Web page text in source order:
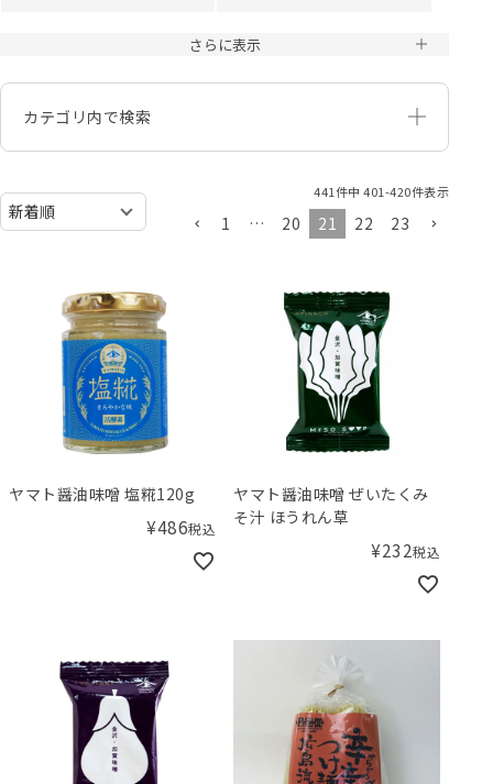
さらに表示
カテゴリ内で検索
441件中 401-420件表示
1 … 20 21 22 23
ヤマト醤油味噌 塩糀120g
¥486税込
ヤマト醤油味噌 ぜいたくみ
そ汁 ほうれん草
¥232税込